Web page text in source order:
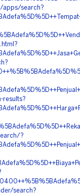
apps/search?
results?
?
search?